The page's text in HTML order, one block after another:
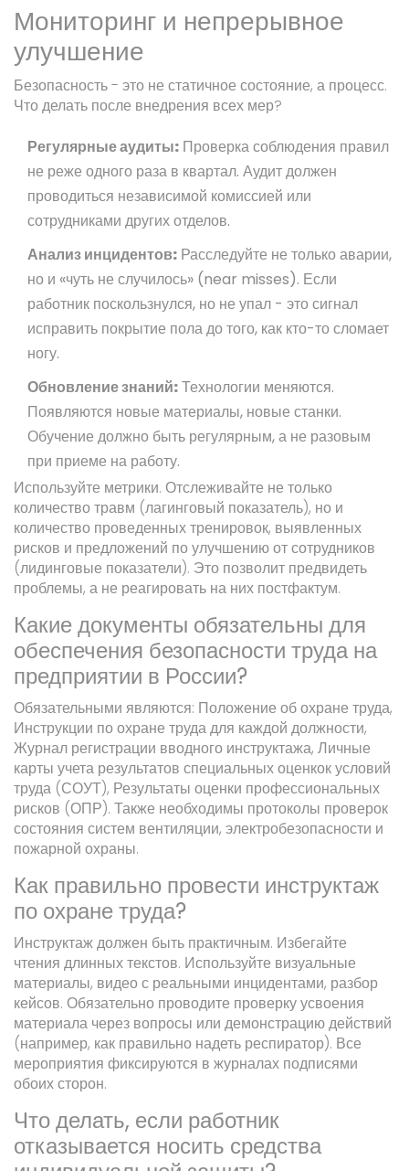
Мониторинг и непрерывное
улучшение
Безопасность - это не статичное состояние, а процесс.
Что делать после внедрения всех мер?
Регулярные аудиты: Проверка соблюдения правил
не реже одного раза в квартал. Аудит должен
проводиться независимой комиссией или
сотрудниками других отделов.
Анализ инцидентов: Расследуйте не только аварии,
но и «чуть не случилось» (near misses). Если
работник поскользнулся, но не упал - это сигнал
исправить покрытие пола до того, как кто-то сломает
ногу.
Обновление знаний:Технологии меняются.
Появляются новые материалы, новые станки.
Обучение должно быть регулярным, а не разовым
при приеме на работу.
Используйте метрики. Отслеживайте не только
количество травм (лагинговый показатель), но и
количество проведенных тренировок, выявленных
рисков и предложений по улучшению от сотрудников
(лидинговые показатели). Это позволит предвидеть
проблемы, а не реагировать на них постфактум.
Какие документы обязательны для
обеспечения безопасности труда на
предприятии в России?
Обязательными являются: Положение об охране труда,
Инструкции по охране труда для каждой должности,
Журнал регистрации вводного инструктажа, Личные
карты учета результатов специальных оценкок условий
труда (СОУТ), Результаты оценки профессиональных
рисков (ОПР). Также необходимы протоколы проверок
состояния систем вентиляции, электробезопасности и
пожарной охраны.
Как правильно провести инструктаж
по охране труда?
Инструктаж должен быть практичным. Избегайте
чтения длинных текстов. Используйте визуальные
материалы, видео с реальными инцидентами, разбор
кейсов. Обязательно проводите проверку усвоения
материала через вопросы или демонстрацию действий
(например, как правильно надеть респиратор). Все
мероприятия фиксируются в журналах подписями
обоих сторон.
Что делать, если работник
отказывается носить средства